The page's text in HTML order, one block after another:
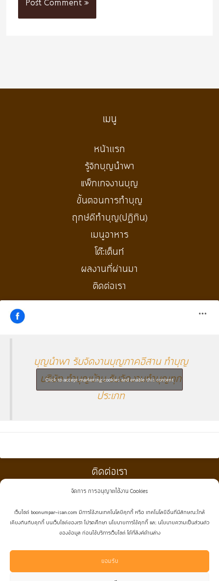
จัดการ การอนุญาตใช้งาน Cookies
เว็บไซต์ boonumpar-isan.com มีการใช้งานเทคโนโลยีคุกกี้ หรือ เทคโนโลยีอื่นที่มีลักษณะใกล้
เคียงกันกับคุกกี้ บนเว็บไซต์ของเรา โปรดศึกษา นโยบายการใช้คุกกี้ และ นโยบายความเป็นส่วนตัว
ของข้อมูล ก่อนใช้บริการเว็บไซต์ ได้ที่ลิงค์ด้านล่าง
ยอมรับ
เมนู
หน้าเเรก
รู้จักบุญนำพา
แพ็กเกจงานบุญ
ขั้นตอนการทำบุญ
ฤกษ์ดีทำบุญ(ปฏิทิน)
เมนูอาหาร
โต๊ะเต็นท์
ผลงานที่ผ่านมา
ติดต่อเรา
บุญนำพา รับจัดงานบุญภาคอีสาน ทำบุญ
บริษัท ทำบุญบ้าน รับจัดงานทำบุญทุก
ประเภท
Click to accept marketing cookies and enable this content
ติดต่อเรา
:0891454922,0829661999(กดโทรเลย)
:boonumpar.isan@gmail.com
:facebook.com/boonumpar.isan
:@boonumpar.isan(ใส่@นำหน้าด้วย^^)